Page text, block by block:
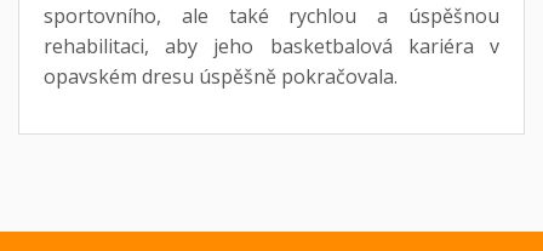
sportovního, ale také rychlou a úspěšnou
rehabilitaci, aby jeho basketbalová kariéra v
opavském dresu úspěšně pokračovala.